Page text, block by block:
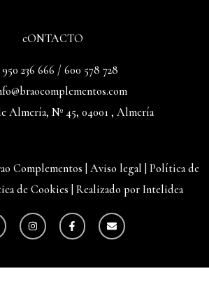
cONTACTO
950 236 666 / 600 578 728
Almería, Nº 45, 04001 , Almería
Complementos | Aviso legal Política de
de Cookies Realizado por Intelidea
I
n
s
g
F
a
c
o
E
n
v
o